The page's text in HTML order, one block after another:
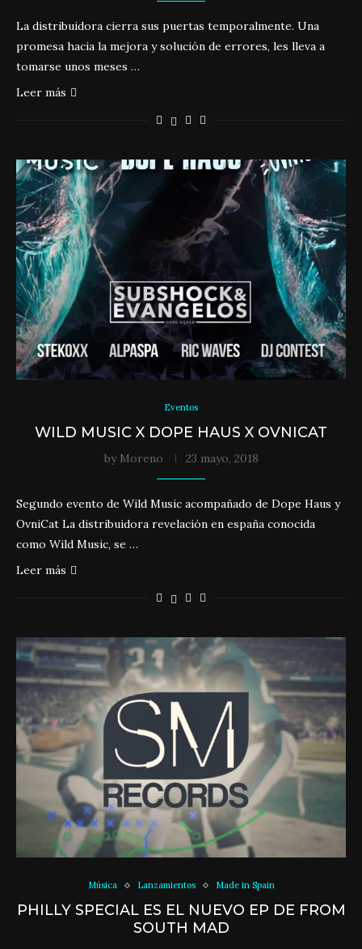
La distribuidora cierra sus puertas temporalmente. Una
promesa hacia la mejora y solución de errores, les lleva a
tomarse unos meses …
Leer más
Eventos
WILD MUSIC X DOPE HAUS X OVNICAT
by Moreno 23 mayo, 2018
Segundo evento de Wild Music acompañado de Dope Haus y
OvniCat La distribuidora revelación en españa conocida
como Wild Music, se …
Leer más
Música Lanzamientos Made in Spain
PHILLY SPECIAL ES EL NUEVO EP DE FROM
SOUTH MAD